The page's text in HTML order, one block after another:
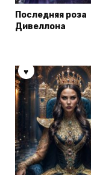
Последняя роза
Дивеллона